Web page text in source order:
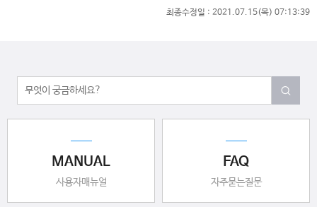
최종수정일 : 2021.07.15(목) 07:13:39
MANUAL
사용자매뉴얼
FAQ
자주묻는질문